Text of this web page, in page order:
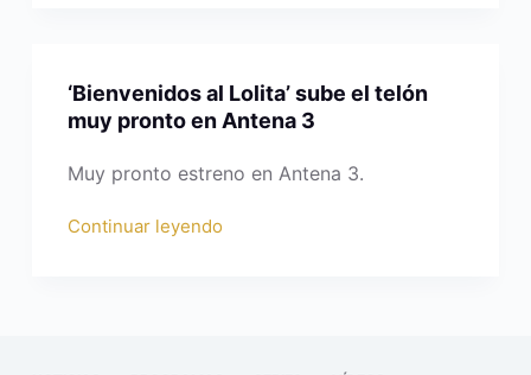
‘Bienvenidos al Lolita’ sube el telón
muy pronto en Antena 3
Muy pronto estreno en Antena 3.
Continuar leyendo